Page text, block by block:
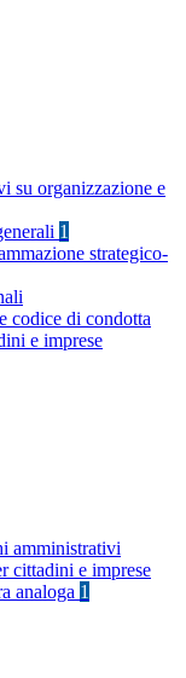
su organizzazione e
1
strategico-
codice di condotta
e imprese
amministrativi
cittadini e imprese
analoga 1